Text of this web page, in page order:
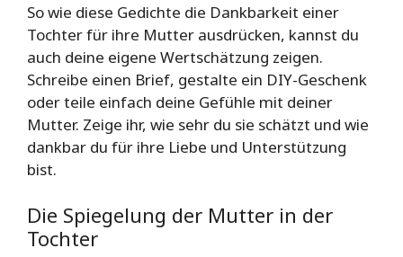
So wie diese Gedichte die Dankbarkeit einer
Tochter für ihre Mutter ausdrücken, kannst du
auch deine eigene Wertschätzung zeigen.
Schreibe einen Brief, gestalte ein DIY-Geschenk
oder teile einfach deine Gefühle mit deiner
Mutter. Zeige ihr, wie sehr du sie schätzt und wie
dankbar du für ihre Liebe und Unterstützung
bist.
Die Spiegelung der Mutter in der
Tochter